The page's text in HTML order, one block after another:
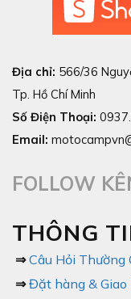
Địa chỉ: 566/36
Tp. Hồ Chí Minh
Số Điện Thoại:
Email:
FOLLOW
THÔNG
⇒ Câu Hỏi Thường
⇒ Đặt hàng & Giao